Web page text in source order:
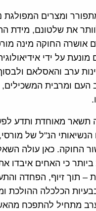
ומצרים המפולגת
את שלטונם, מידת
על ידי
ערב והאסלאם
העם ומרבית
תשאר מאוחדת ותדע
הנ"ל של
החוקה. כאן עולה
כי האחים איבדו
– תוך זיוף, הפחדה
הכלכלה ההולכת
מתחיל להתפכח